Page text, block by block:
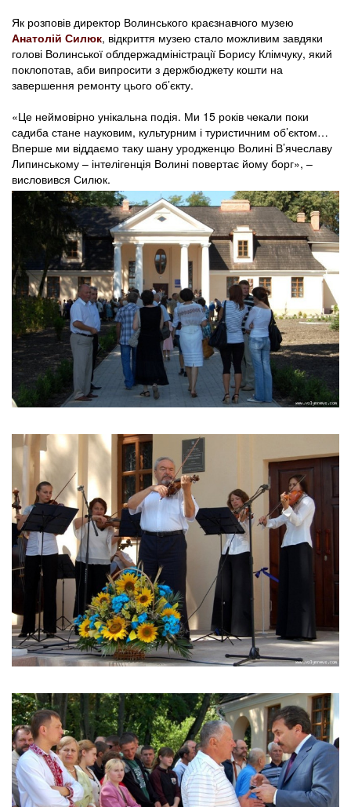
Як розповів директор Волинського краєзнавчого музею
Анатолій Силюк, відкриття музею стало можливим завдяки
голові Волинської облдержадміністрації Борису Клімчуку, який
поклопотав, аби випросити з держбюджету кошти на
завершення ремонту цього об’єкту.
«Це неймовірно унікальна подія. Ми 15 років чекали поки
садиба стане науковим, культурним і туристичним об’єктом…
Вперше ми віддаємо таку шану уродженцю Волині В’ячеславу
Липинському – інтелігенція Волині повертає йому борг», –
висловився Силюк.